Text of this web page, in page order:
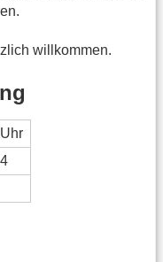
willkommen.